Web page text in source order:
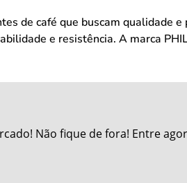
de café que buscam qualidade e
e resistência. A marca
Não fique de fora! Entre